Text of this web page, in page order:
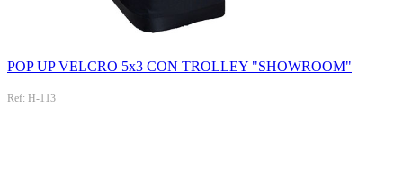
POP UP VELCRO 5x3 CON TROLLEY "SHOWROOM"
Ref: H-113